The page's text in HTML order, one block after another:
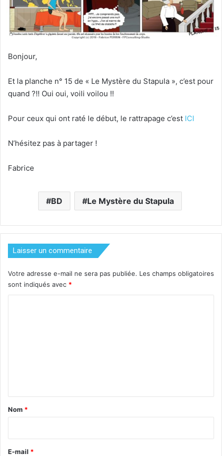
Bonjour,
Et la planche n° 15 de « Le Mystère du Stapula », c’est pour
quand ?!! Oui oui, voili voilou !!
Pour ceux qui ont raté le début, le rattrapage c’est ICI
N’hésitez pas à partager !
Fabrice
BD Le Mystère du Stapula
Laisser un commentaire
Votre adresse e-mail ne sera pas publiée. Les champs obligatoires
sont indiqués avec *
a
e
Nom *
E-mail *